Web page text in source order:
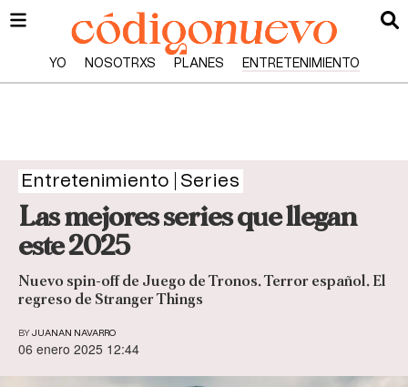
YO NOSOTRXS PLANES ENTRETENIMIENTO
Entretenimiento Series
Las mejores series que llegan
este 2025
Nuevo spin-off de Juego de Tronos. Terror español. El
regreso de Stranger Things
BY JUANAN NAVARRO
06 enero 2025 12:44